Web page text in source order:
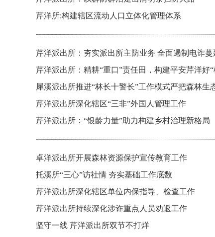
芹洋所:构建辖区流动人口立体化管理体系
芹洋派出所：夯实派出所主防业务 全面遏制电诈蔓
芹洋派出所：精耕“重口”责任田，构建平安芹洋好“
犀溪派出所推进“林长十警长”工作模式严把森林生
芹洋派出所深化辖区“三非”外国人管理工作
芹洋派出所：“银龄力量”助力构建乡村治理新格局
卓洋派出所开展森林资源保护宣传教育工作
托溪所“三心”访社情 夯实基础工作底数
芹洋派出所深化辖区单位内保指导、检查工作
芹洋派出所持续深化涉诈重点人员劝返工作
坚守一线 芹洋派出所双节不打烊